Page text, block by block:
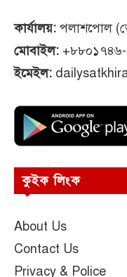
কার্যালয়: পলাশপোল
মোবাইল:
ইমেইল:
কুইক লিংক
About Us
Contact Us
Privacy & Police